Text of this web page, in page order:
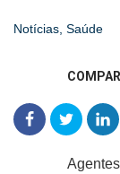
Notícias, Saúde